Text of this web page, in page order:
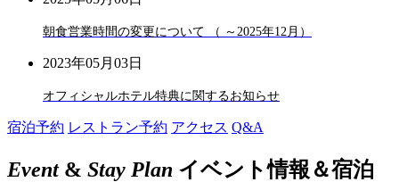
朝食営業時間の変更について （ ～2025年12月）
2023年05月03日
オフィシャルホテル特典に関するお知らせ
宿泊予約 レストラン予約 アクセス Q&A
Event& Stay Plan イベント情報＆宿泊